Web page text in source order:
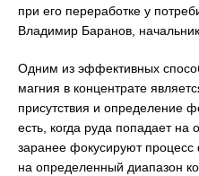
при его переработке у
Владимир Баранов,
Одним из эффективных
магния в концентрате
присутствия и определение
есть, когда руда попадает
заранее фокусируют
на определенный диапазон